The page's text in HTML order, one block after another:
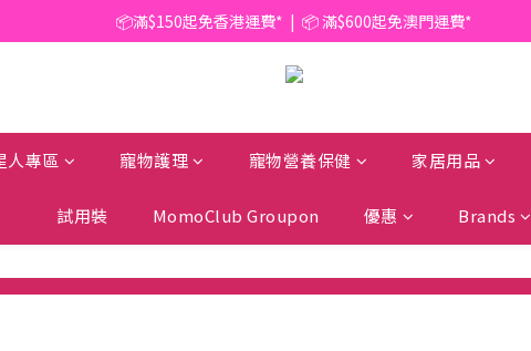
📦滿$150起免香港運費*  |  📦 滿$600起免澳門運費*
📦滿$150起免香港運費*  |  📦 滿$600起免澳門運費*
🥫 罐頭優惠 | 任選* 6件 即減 $6 |  任選* 24件 即減 $30 🥫 (按此了解更多)
人專區 寵物護理 寵物營養保健 家居用品
試用裝 MomoClub Groupon 優惠 Brands